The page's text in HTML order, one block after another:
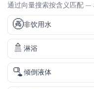
通过向量搜索按含义匹配 —
🚱非饮用水
🚿 淋浴
🫗倾倒液体